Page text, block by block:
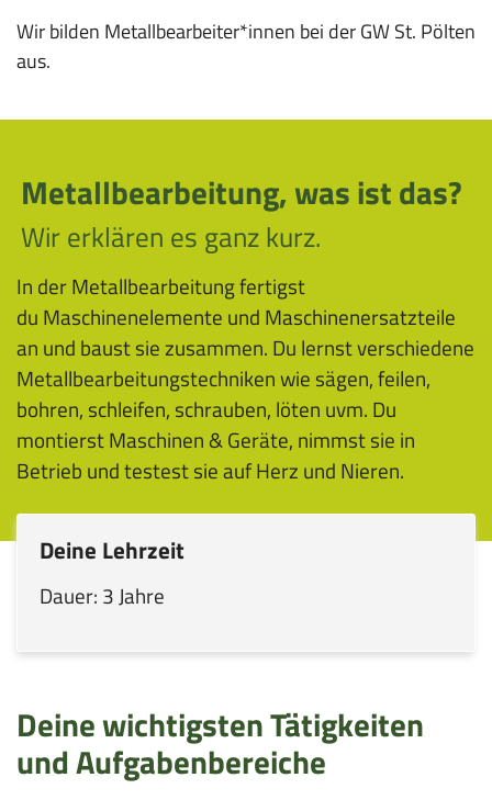
Wir bilden Metallbearbeiter*innen bei der GW St. Pölten
aus.
Metallbearbeitung, was ist das?
Wir erklären es ganz kurz.
In der Metallbearbeitung fertigst
du Maschinenelemente und Maschinenersatzteile
an und baust sie zusammen. Du lernst verschiedene
Metallbearbeitungstechniken wie sägen, feilen,
bohren, schleifen, schrauben, löten uvm. Du
montierst Maschinen & Geräte, nimmst sie in
Betrieb und testest sie auf Herz und Nieren.
Deine Lehrzeit
Dauer: 3 Jahre
Deine wichtigsten Tätigkeiten
und Aufgabenbereiche